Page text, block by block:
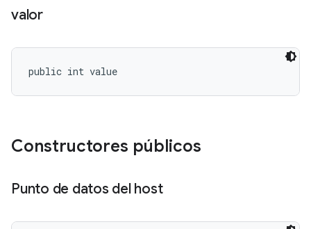
valor
public int value
Constructores públicos
Punto de datos del host